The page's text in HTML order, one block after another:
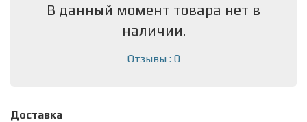
В данный момент товара нет в
наличии.
Отзывы : 0
Доставка